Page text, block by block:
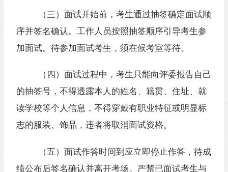
（三）面试开始前，考生通过抽签确定面试顺
序并签名确认。工作人员按照抽签顺序引导考生参
加面试。待参加面试考生，须在候考室等待。
（四）面试过程中，考生只能向评委报告自己
的抽签号，不得透露本人的姓名、籍贯、住址、就
读学校等个人信息，不得穿戴有职业特征或明显标
志的服装、饰品，违者将取消面试资格。
（五）面试作答时间到应立即停止作答，待成
绩公布后签名确认并离开考场。严禁已面试考生与